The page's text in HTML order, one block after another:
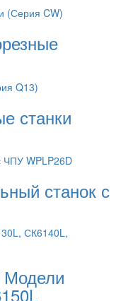
станки
станок с
Модели